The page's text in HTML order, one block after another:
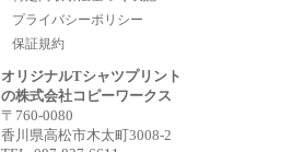
プライバシーポリシー
保証規約
オリジナルTシャツプリント
の株式会社コピーワークス
〒760-0080
香川県高松市木太町3008-2